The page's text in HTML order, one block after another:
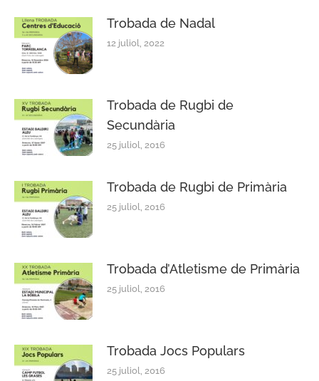
Trobada de Nadal
12 juliol, 2022
Trobada de Rugbi de
Secundària
25 juliol, 2016
Trobada de Rugbi de Primària
25 juliol, 2016
Trobada d’Atletisme de Primària
25 juliol, 2016
Trobada Jocs Populars
25 juliol, 2016